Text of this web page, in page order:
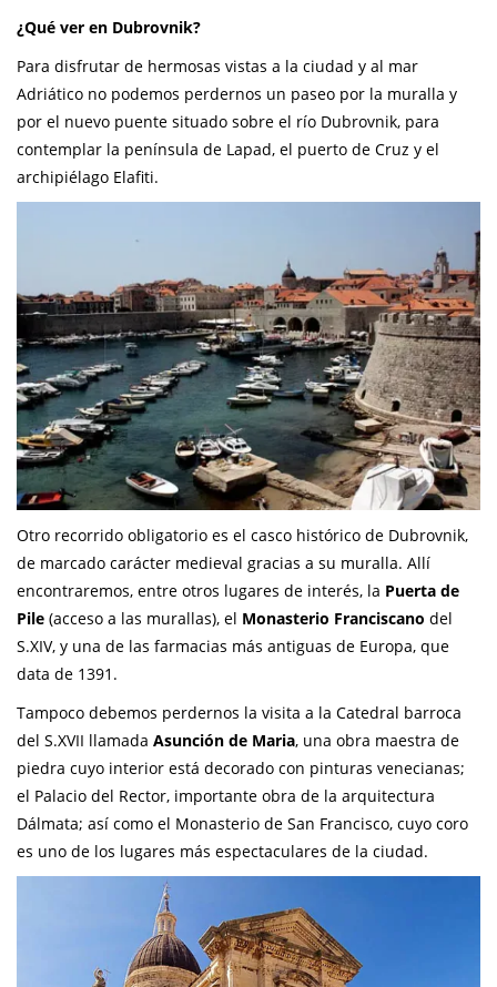
¿Qué ver en Dubrovnik?
Para disfrutar de hermosas vistas a la ciudad y al mar
Adriático no podemos perdernos un paseo por la muralla y
por el nuevo puente situado sobre el río Dubrovnik, para
contemplar la península de Lapad, el puerto de Cruz y el
archipiélago Elafiti.
Otro recorrido obligatorio es el casco histórico de Dubrovnik,
de marcado carácter medieval gracias a su muralla. Allí
encontraremos, entre otros lugares de interés, la Puerta de
Pile (acceso a las murallas), el Monasterio Franciscano del
S.XIV, y una de las farmacias más antiguas de Europa, que
data de 1391.
Tampoco debemos perdernos la visita a la Catedral barroca
del S.XVII llamada Asunción de Maria, una obra maestra de
piedra cuyo interior está decorado con pinturas venecianas;
el Palacio del Rector, importante obra de la arquitectura
Dálmata; así como el Monasterio de San Francisco, cuyo coro
es uno de los lugares más espectaculares de la ciudad.